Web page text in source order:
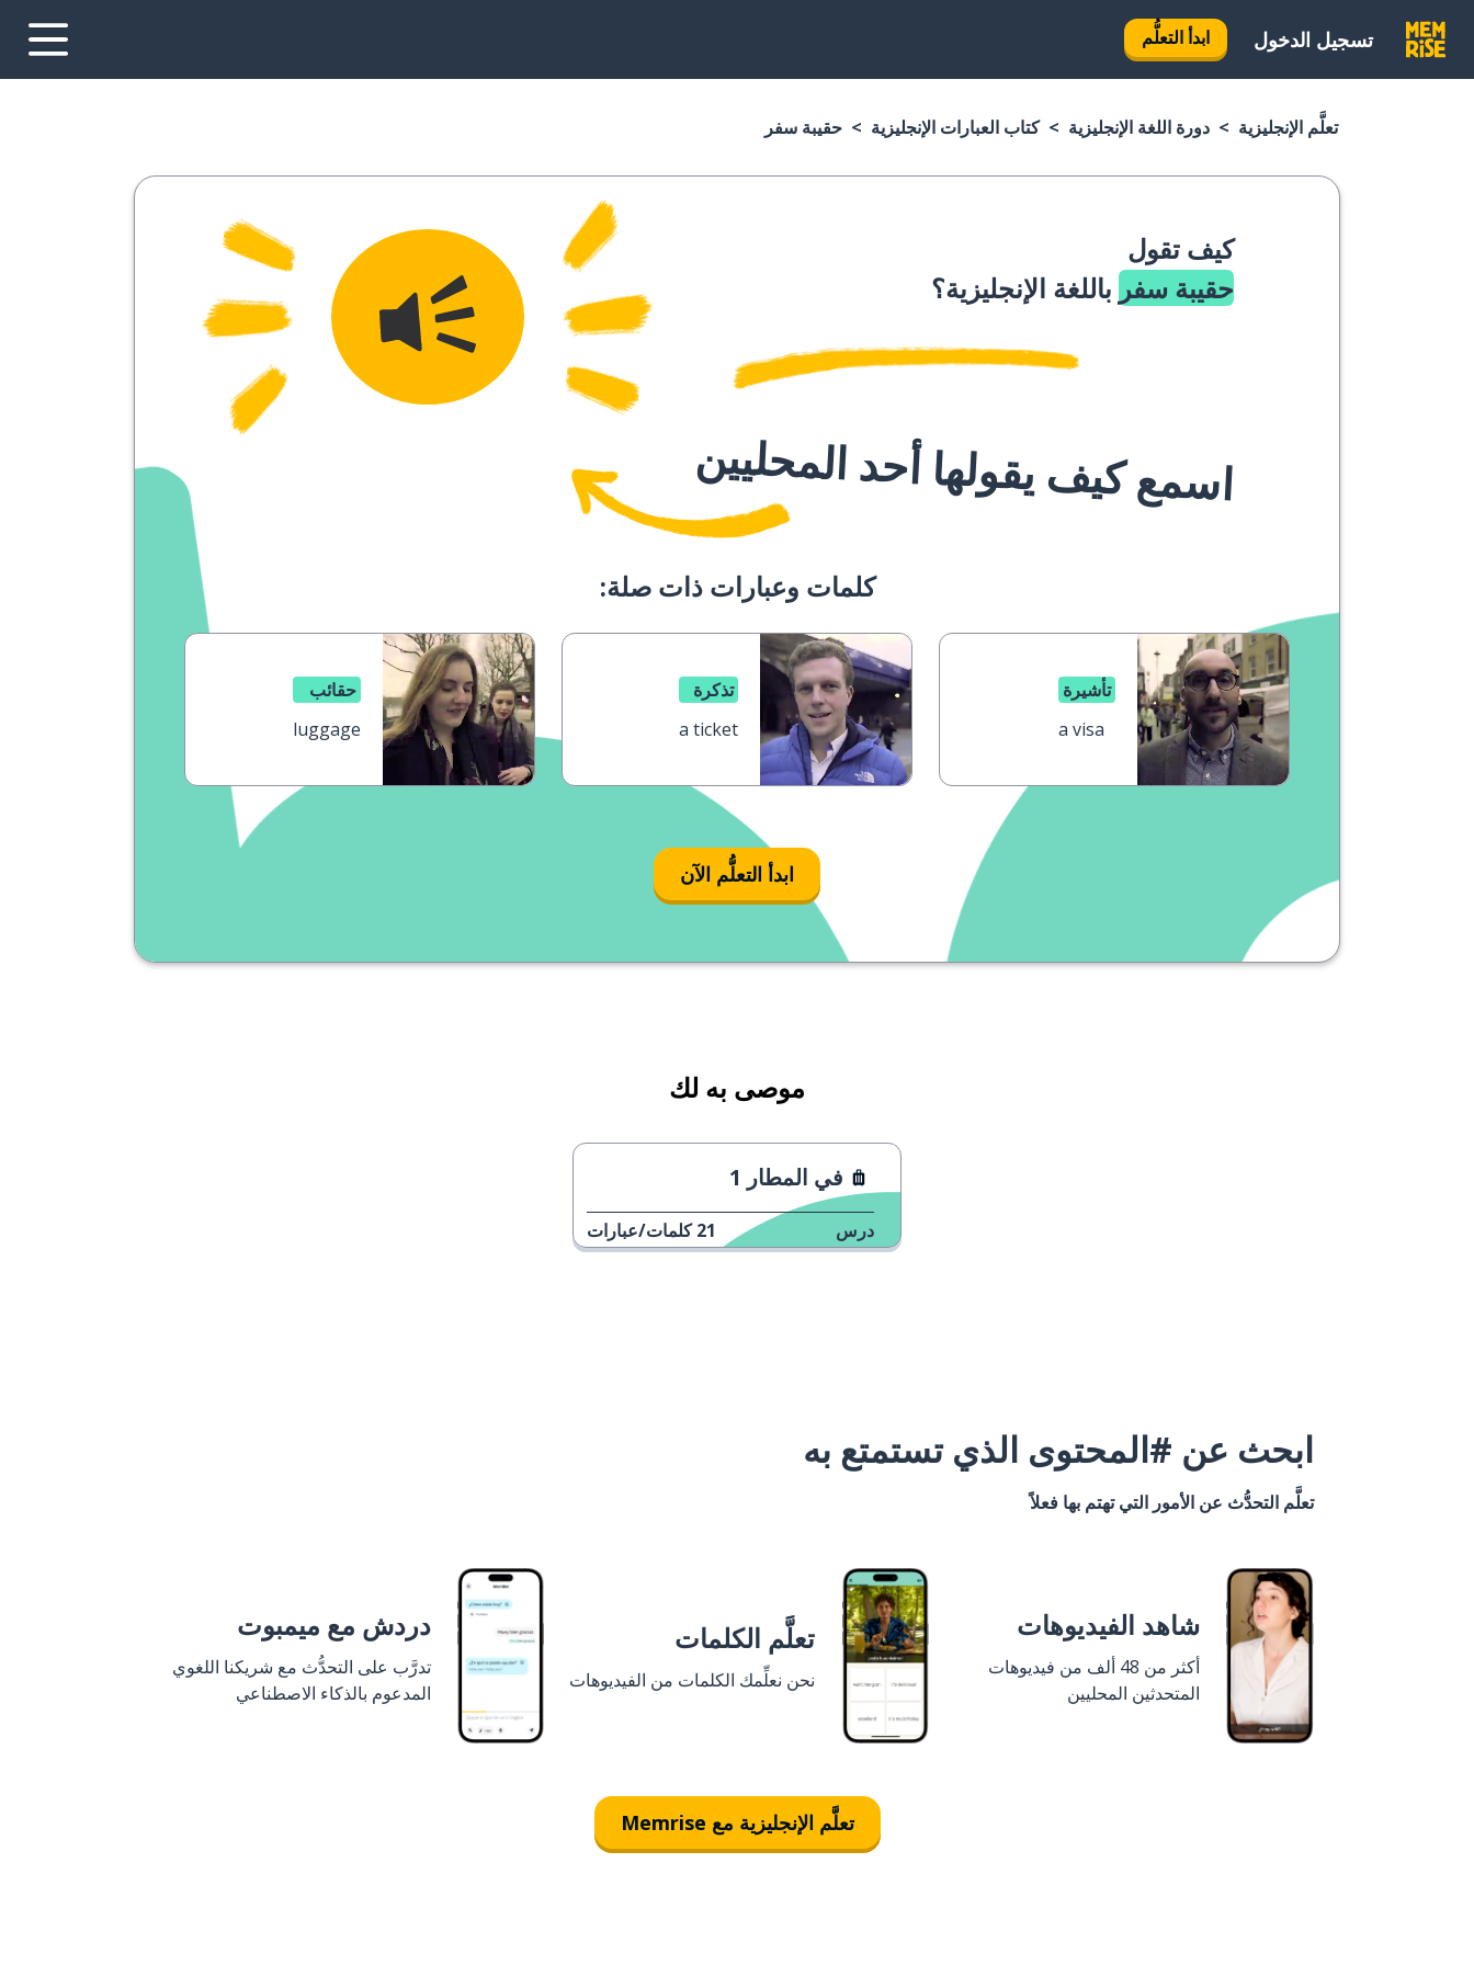
تسجيل الدخول ابدأ التعلُّم
تعلَّم الإنجليزية دورة اللغة الإنجليزية كتاب العبارات الإنجليزية حقيبة سفر
كيف تقول
حقيبة سفر باللغة الإنجليزية؟
اسمع كيف يقولها أحد المحليين
كلمات وعبارات ذات صلة:
تأشيرة
a visa
تذكرة
a ticket
حقائب
luggage
ابدأ التعلُّم الآن
موصى به لك
في المطار 1
درس 21 كلمات/عبارات
ابحث عن #المحتوى الذي تستمتع به
تعلَّم التحدُّث عن الأمور التي تهتم بها فعلاً
شاهد الفيديوهات
أكثر من 48 ألف من فيديوهات
المتحدثين المحليين
تعلَّم الكلمات
نحن نعلِّمك الكلمات من الفيديوهات
دردش مع ميمبوت
تدرَّب على التحدُّث مع شريكنا اللغوي
المدعوم بالذكاء الاصطناعي
تعلَّم الإنجليزية مع Memrise